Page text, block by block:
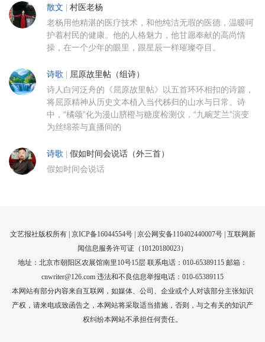
散文 | 村医老杨
老杨用他精湛的医疗技术，和他纯洁无瑕的医德，温暖呵
护着村民的健康。他的人格魅力，他甘愿奉献的高尚情
操，在一个少年的眼里，跟星辰一样璀璨夺目。
诗歌 | 屈原故里帖（组诗）
诗人白河泛舟的《屈原故里帖》以五首环环相扣的诗篇，
将屈原精神从历史文本植入当代秭归的山水与日常。诗
中，“橘颂”化为漫山脐橙与糖度检测仪，“九畹芝兰”演变
为丝绵茶与直播间的
诗歌 | 假如时间会说话（外三首）
假如时间会说话
文艺报社版权所有 | 京ICP备16044554号| 京公网安备110402440007号 | 互联网新
闻信息服务许可证（10120180023）
地址：北京市朝阳区农展馆南里10号15层 联系电话：010-65389115 邮箱：
cnwriter@126.com 违法和不良信息举报电话：010-65389115
本网站有部分内容来自互联网，如媒体、公司、企业或个人对该部分主张知识
产权，请来电或致函告之，本网站将采取适当措施，否则，与之有关的知识产
权纠纷本网站不承担任何责任。